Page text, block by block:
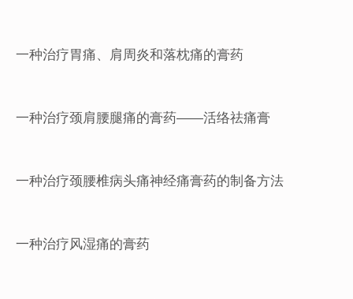
一种治疗胃痛、肩周炎和落枕痛的膏药
一种治疗颈肩腰腿痛的膏药——活络祛痛膏
一种治疗颈腰椎病头痛神经痛膏药的制备方法
一种治疗风湿痛的膏药